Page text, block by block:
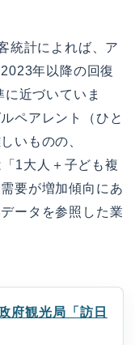
統計によれば、ア
年以降の回復
近づいていま
ペアレント（ひと
いものの、
1大人＋子ども複
要が増加傾向にあ
ータを参照した業
府観光局「訪日